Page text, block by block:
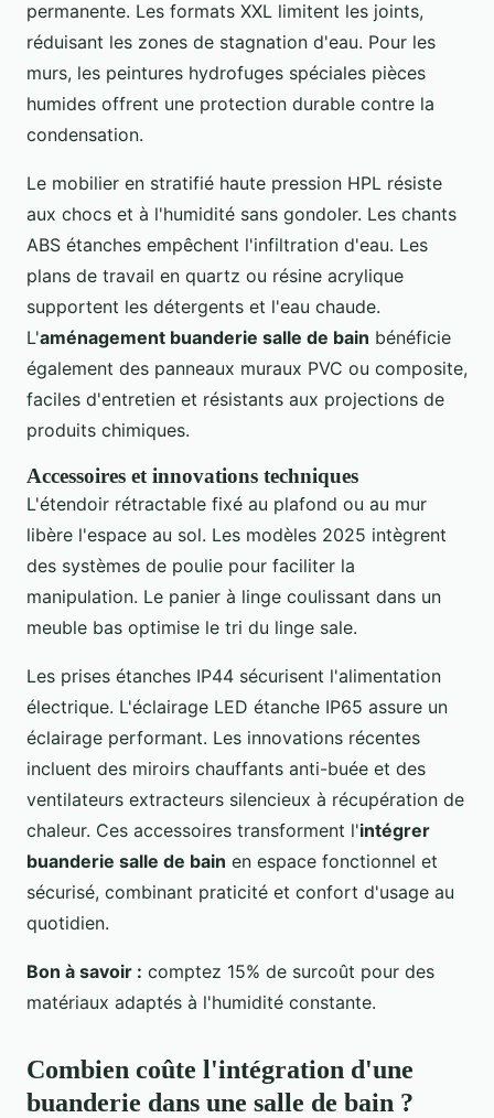
permanente. Les formats XXL limitent les joints,
réduisant les zones de stagnation d'eau. Pour les
murs, les peintures hydrofuges spéciales pièces
humides offrent une protection durable contre la
condensation.
Le mobilier en stratifié haute pression HPL résiste
aux chocs et à l'humidité sans gondoler. Les chants
ABS étanches empêchent l'infiltration d'eau. Les
plans de travail en quartz ou résine acrylique
supportent les détergents et l'eau chaude.
L'aménagement buanderie salle de bain bénéficie
également des panneaux muraux PVC ou composite,
faciles d'entretien et résistants aux projections de
produits chimiques.
Accessoires et innovations techniques
L'étendoir rétractable fixé au plafond ou au mur
libère l'espace au sol. Les modèles 2025 intègrent
des systèmes de poulie pour faciliter la
manipulation. Le panier à linge coulissant dans un
meuble bas optimise le tri du linge sale.
Les prises étanches IP44 sécurisent l'alimentation
électrique. L'éclairage LED étanche IP65 assure un
éclairage performant. Les innovations récentes
incluent des miroirs chauffants anti-buée et des
ventilateurs extracteurs silencieux à récupération de
chaleur. Ces accessoires transforment l'intégrer
buanderie salle de bain en espace fonctionnel et
sécurisé, combinant praticité et confort d'usage au
quotidien.
Bon à savoir : comptez 15% de surcoût pour des
matériaux adaptés à l'humidité constante.
Combien coûte l'intégration d'une
buanderie dans une salle de bain ?